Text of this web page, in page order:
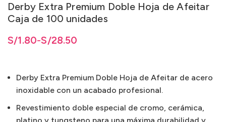
Derby Extra Premium Doble Hoja de Afeitar
Caja de 100 unidades
S/1.80-S/28.50
hasta S/28.50
hastaS/28.50
Derby Extra Premium Doble Hoja de Afeitar de acero
inoxidable con un acabado profesional.
Revestimiento doble especial de cromo, cerámica,